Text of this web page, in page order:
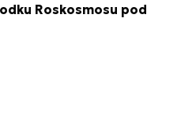
Roskosmosu pod